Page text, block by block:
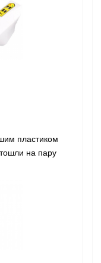
пластиком
на пару